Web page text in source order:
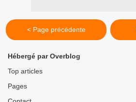
< Page précédente
Hébergé par Overblog
Top articles
Pages